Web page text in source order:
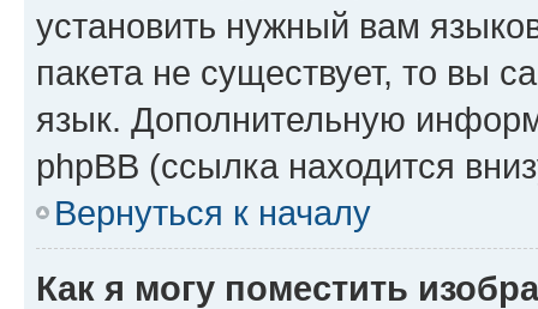
установить нужный вам
пакета не существует, то вы
язык. Дополнительную
phpBB (ссылка находится
Вернуться к началу
Как я могу поместить